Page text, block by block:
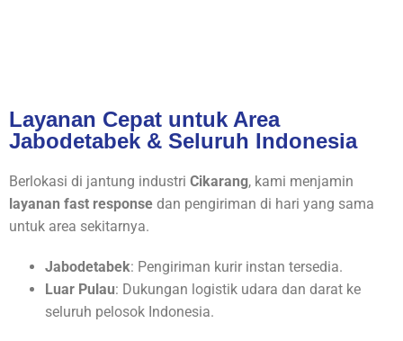
Layanan Cepat untuk Area
Jabodetabek & Seluruh Indonesia
Berlokasi di jantung industri Cikarang, kami menjamin
layanan fast response dan pengiriman di hari yang sama
untuk area sekitarnya.
Jabodetabek: Pengiriman kurir instan tersedia.
Luar Pulau: Dukungan logistik udara dan darat ke
seluruh pelosok Indonesia.